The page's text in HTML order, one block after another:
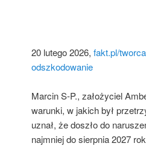
20 lutego 2026, fakt.pl/
odszkodowanie
Marcin S-P., założyciel
warunki, w jakich był
uznał, że doszło do
najmniej do sierpnia 2027